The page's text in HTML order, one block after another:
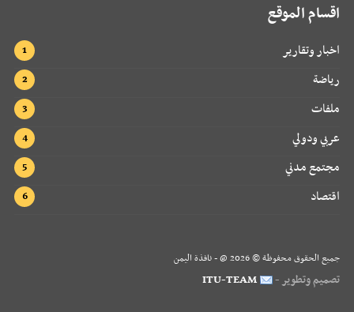
اقسام الموقع
اخبار وتقارير
رياضة
ملفات
عربي ودولي
مجتمع مدني
اقتصاد
جميع الحقوق محفوظة ©2026 @ - نافذة اليمن
تصميم وتطوير - ITU-TEAM